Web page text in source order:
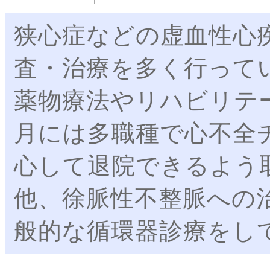
狭心症などの虚血性心
査・治療を多く行って
薬物療法やリハビリテ
月には多職種で心不
心して退院できるよう
他、徐脈性不整脈への
般的な循環器診療をし